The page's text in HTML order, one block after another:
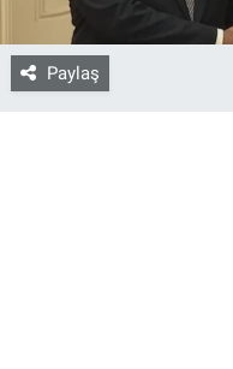
Paylaş
Yaşam
Gözden Kaçmasın